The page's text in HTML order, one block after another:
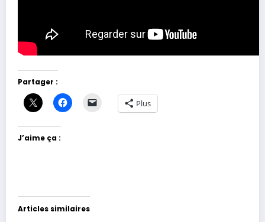
Partager :
Plus
J’aime ça :
Articles similaires